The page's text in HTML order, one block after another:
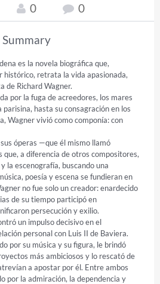
0 0
Summary
es la novela biográfica que,
histórico, retrata la vida apasionada,
de Richard Wagner.
por la fuga de acreedores, los mares
hasta su consagración en los
Wagner vivió como componía: con
óperas —que él mismo llamó
a diferencia de otros compositores,
la escenografía, buscando una
poesía y escena se fundieran en
no fue solo un creador: enardecido
de su tiempo participó en
persecución y exilio.
un impulso decisivo en el
personal con Luis II de Baviera.
por su música y su figura, le brindó
más ambiciosos y lo rescató de
a apostar por él. Entre ambos
por la admiración, la dependencia y